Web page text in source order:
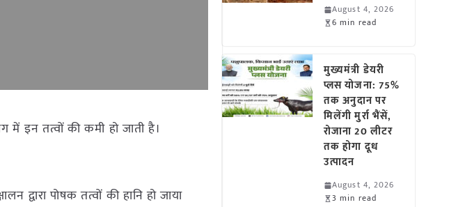
में इन तत्वों की कमी हो जाती है।
द्वारा पोषक तत्वों की हानि हो जाया
August 4, 2026
6 min read
मुख्यमंत्री डेयरी
प्लस योजना: 75%
तक अनुदान पर
मिलेंगी मुर्रा भैंसें,
रोजाना 20 लीटर
तक होगा दूध
उत्पादन
August 4, 2026
3 min read